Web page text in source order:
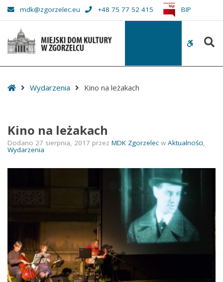
Kino
leżakach
mdk@zgorzelec.eu +48 75 77 52 415 BIP
WCAG
StartWydarzenia Kino na leżakach
Kino na leżakach
Dodano 27 sierpnia, 2017 przez MDK Zgorzelec w Aktualności,
Wydarzenia